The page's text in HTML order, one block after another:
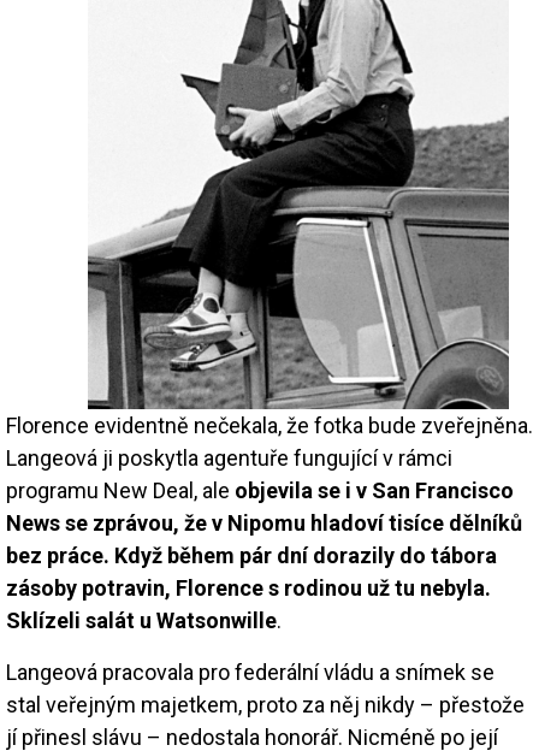
Florence evidentně nečekala, že fotka bude zveřejněna.
Langeová ji poskytla agentuře fungující v rámci
programu New Deal, ale objevila se i v San Francisco
News se zprávou, že v Nipomu hladoví tisíce dělníků
bez práce. Když během pár dní dorazily do tábora
zásoby potravin, Florence s rodinou už tu nebyla.
Sklízeli salát u Watsonwille.
Langeová pracovala pro federální vládu a snímek se
stal veřejným majetkem, proto za něj nikdy – přestože
jí přinesl slávu – nedostala honorář. Nicméně po její